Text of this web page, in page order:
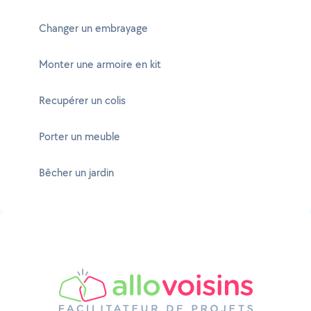
Changer un embrayage
Monter une armoire en kit
Recupérer un colis
Porter un meuble
Bêcher un jardin